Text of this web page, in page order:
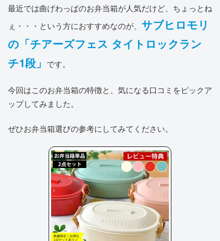
最近では曲げわっぱのお弁当箱が人気だけど、ちょっとね
ぇ・・・という方におすすめなのが、 サブヒロモリ
の「チアーズフェス タイトロックラン
チ1段」 です。
今回はこのお弁当箱の特徴と、気になる口コミをピックア
ップしてみました。
ぜひお弁当箱選びの参考にしてみてください。